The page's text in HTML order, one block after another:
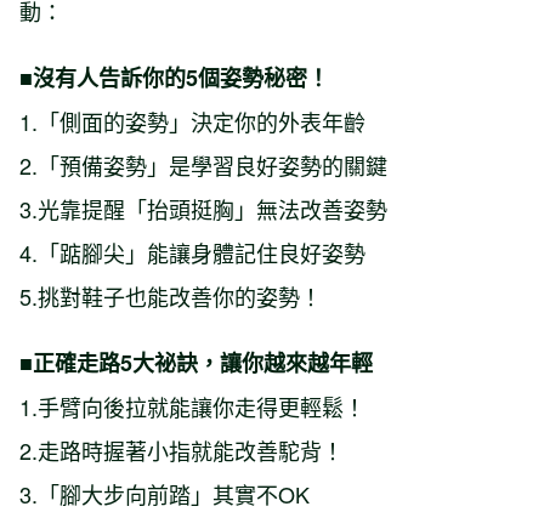
動：
■沒有人告訴你的5個姿勢秘密！
1.「側面的姿勢」決定你的外表年齡
2.「預備姿勢」是學習良好姿勢的關鍵
3.光靠提醒「抬頭挺胸」無法改善姿勢
4.「踮腳尖」能讓身體記住良好姿勢
5.挑對鞋子也能改善你的姿勢！
■正確走路5大祕訣，讓你越來越年輕
1.手臂向後拉就能讓你走得更輕鬆！
2.走路時握著小指就能改善駝背！
3.「腳大步向前踏」其實不OK